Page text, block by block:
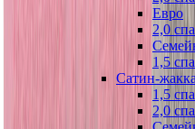
Евро
2,0
1,5
Сатин-
1,5
2,0